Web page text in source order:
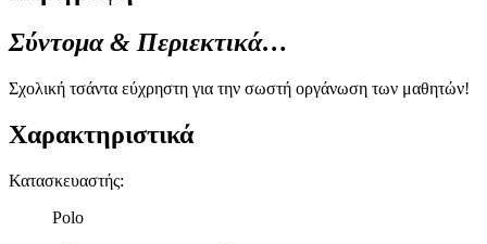
Σύντομα & Περιεκτικά…
Σχολική τσάντα εύχρηστη για την σωστή οργάνωση των μαθητών!
Χαρακτηριστικά
Κατασκευαστής:
Polo